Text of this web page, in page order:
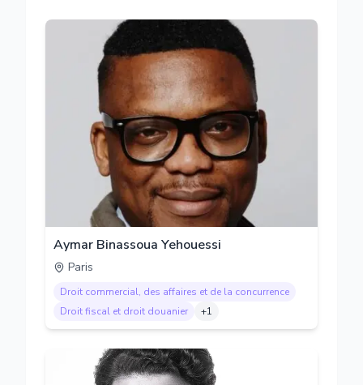
Aymar Binassoua Yehouessi
Paris
Droit commercial, des affaires et de la concurrence
Droit fiscal et droit douanier
+1